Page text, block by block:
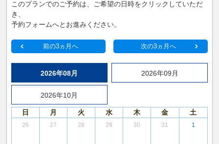
このプランでのご予約は、ご希望の日時をクリックしていただ
き、
予約フォームへとお進みください。
前の3ヵ月へ 次の3ヵ月へ
2026年08月 2026年09月
2026年10月
日 月 火 水 木 金 土
26 27 28 29 30 31 1